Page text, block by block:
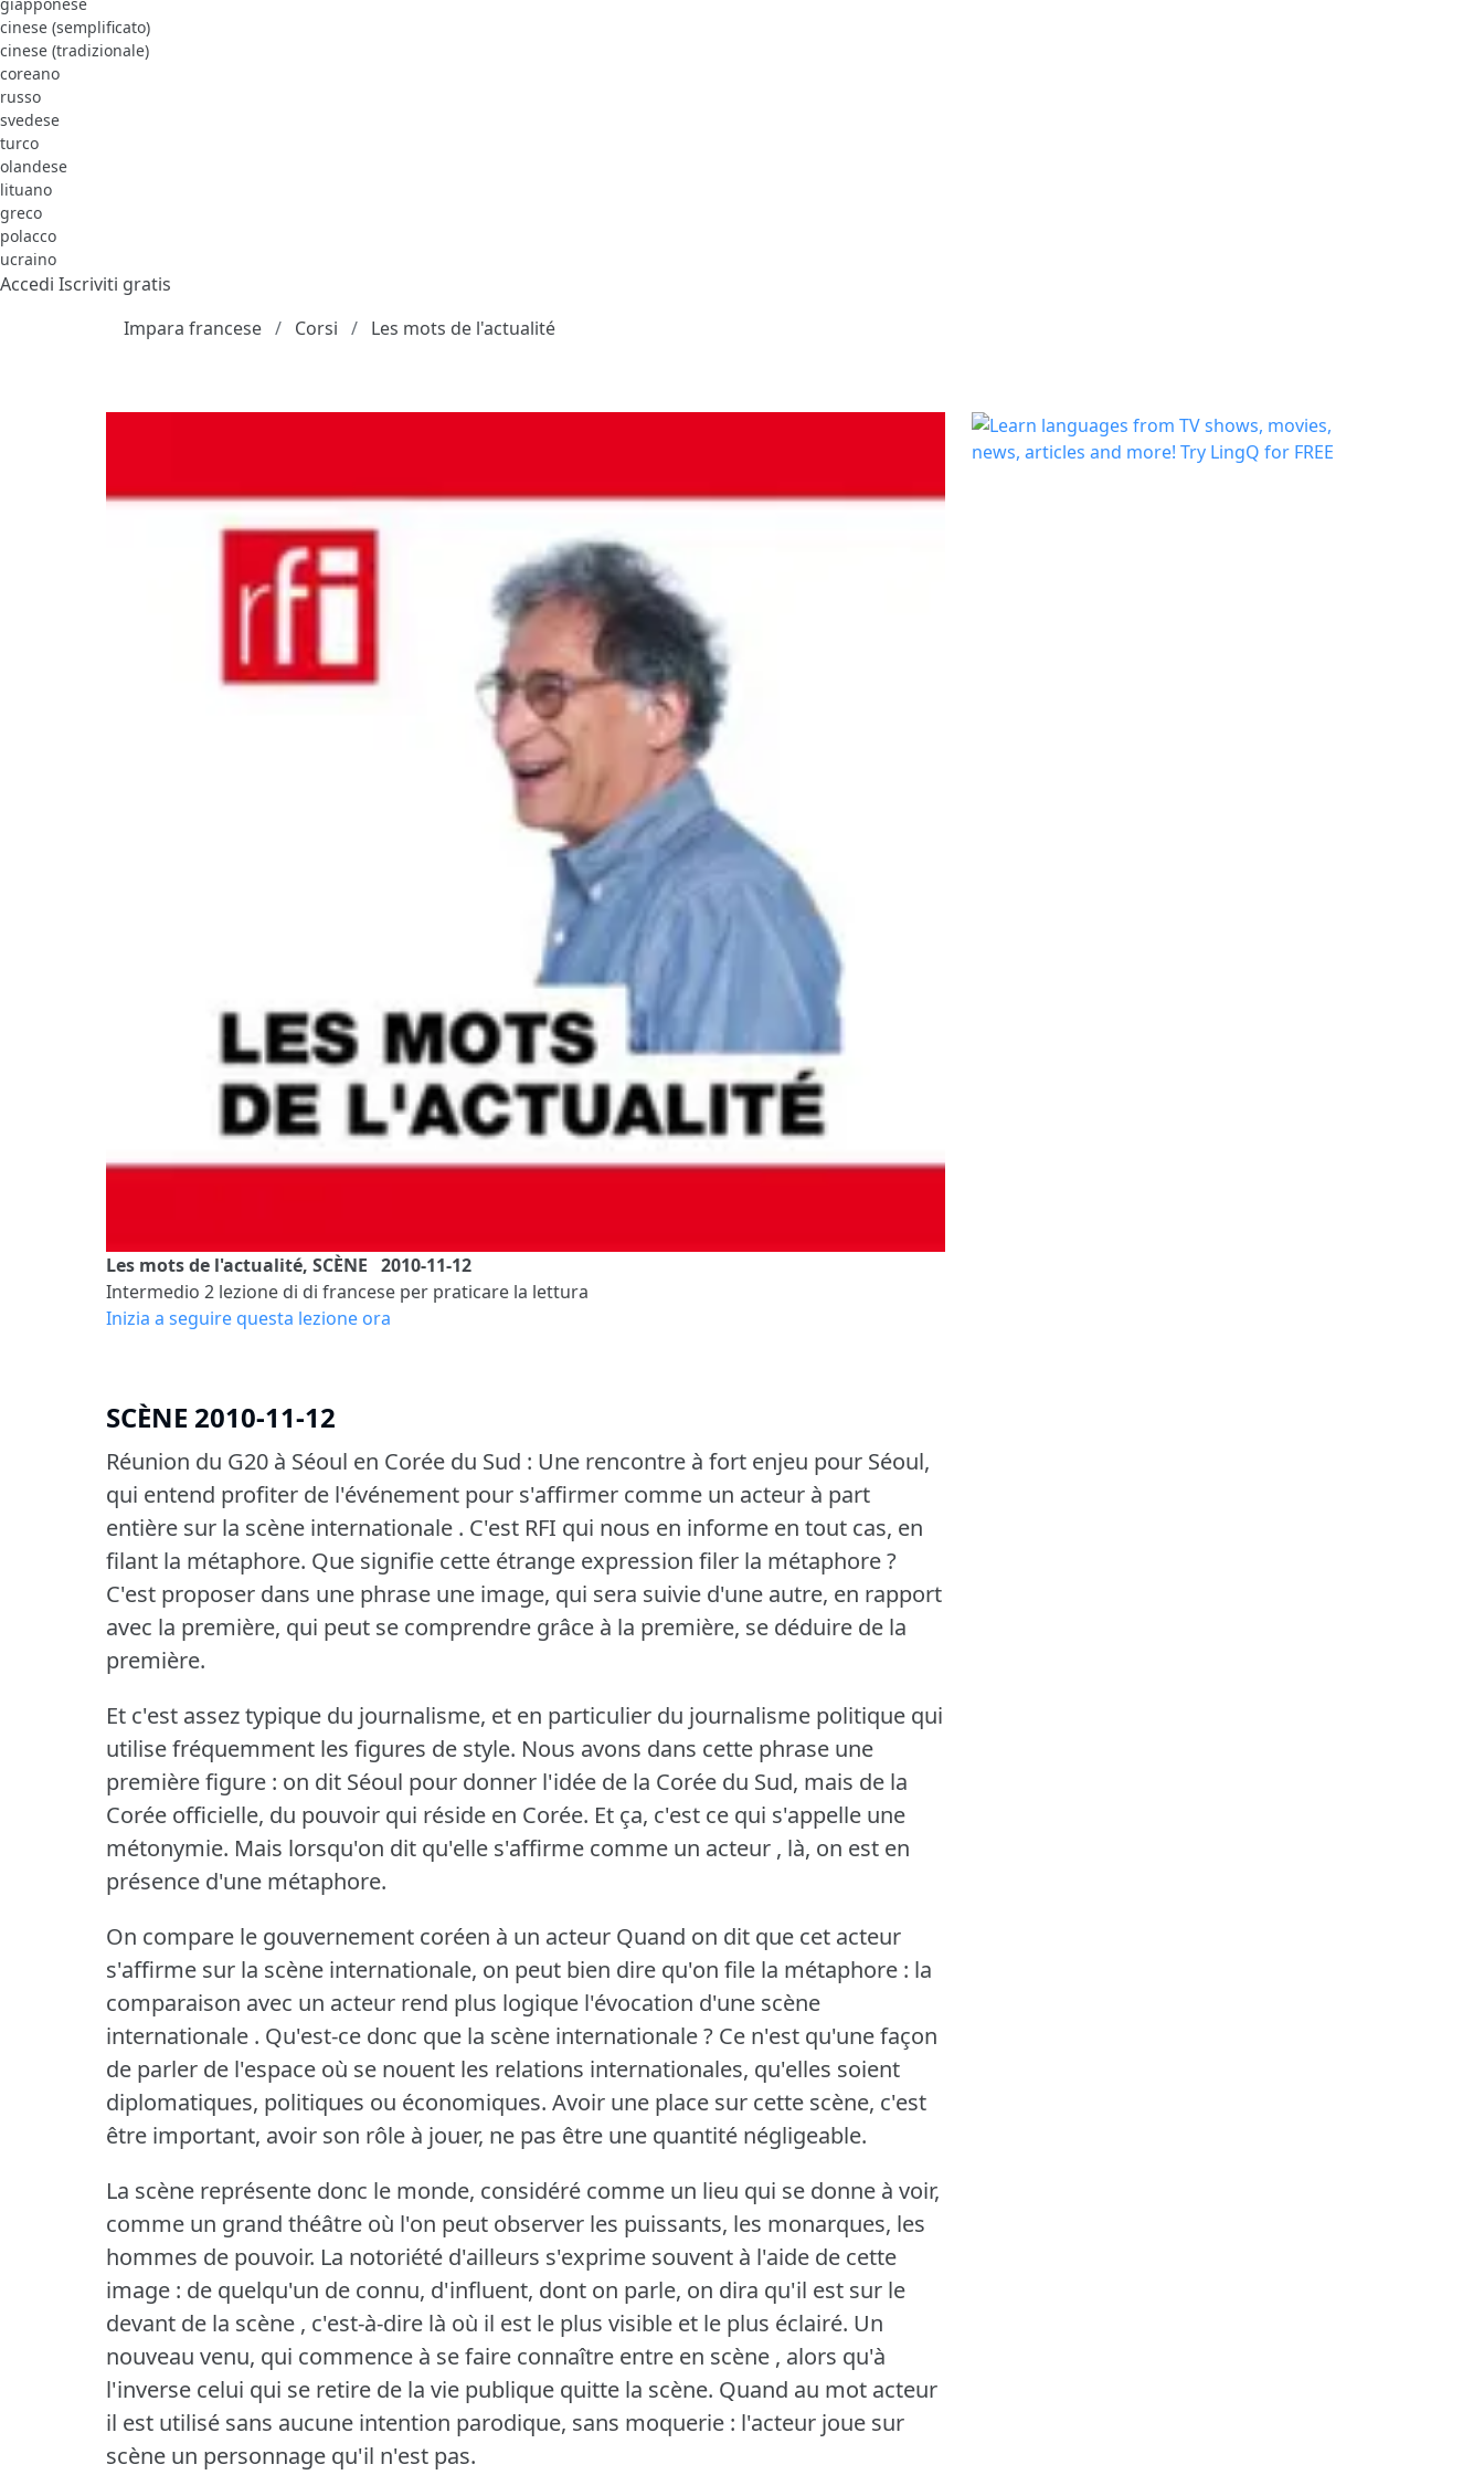
cinese (semplificato)
cinese (tradizionale)
coreano
russo
svedese
turco
olandese
lituano
greco
polacco
ucraino
Accedi Iscriviti gratis
Impara francese
Corsi Les mots de l'actualité
Les mots de l'actualité, SCÈNE 2010-11-12
Intermedio 2 lezione di di francese per praticare la lettura
Inizia a seguire questa lezione ora
SCÈNE 2010-11-12
Réunion du G20 à Séoul en Corée du Sud : Une rencontre à fort enjeu pour Séoul,
qui entend profiter de l'événement pour s'affirmer comme un acteur à part
entière sur la scène internationale . C'est RFI qui nous en informe en tout cas, en
filant la métaphore. Que signifie cette étrange expression filer la métaphore ?
C'est proposer dans une phrase une image, qui sera suivie d'une autre, en rapport
avec la première, qui peut se comprendre grâce à la première, se déduire de la
première.
Et c'est assez typique du journalisme, et en particulier du journalisme politique qui
utilise fréquemment les figures de style. Nous avons dans cette phrase une
première figure : on dit Séoul pour donner l'idée de la Corée du Sud, mais de la
Corée officielle, du pouvoir qui réside en Corée. Et ça, c'est ce qui s'appelle une
métonymie. Mais lorsqu'on dit qu'elle s'affirme comme un acteur , là, on est en
présence d'une métaphore.
On compare le gouvernement coréen à un acteur Quand on dit que cet acteur
s'affirme sur la scène internationale, on peut bien dire qu'on file la métaphore : la
comparaison avec un acteur rend plus logique l'évocation d'une scène
internationale . Qu'est-ce donc que la scène internationale ? Ce n'est qu'une façon
de parler de l'espace où se nouent les relations internationales, qu'elles soient
diplomatiques, politiques ou économiques. Avoir une place sur cette scène, c'est
être important, avoir son rôle à jouer, ne pas être une quantité négligeable.
La scène représente donc le monde, considéré comme un lieu qui se donne à voir,
comme un grand théâtre où l'on peut observer les puissants, les monarques, les
hommes de pouvoir. La notoriété d'ailleurs s'exprime souvent à l'aide de cette
image : de quelqu'un de connu, d'influent, dont on parle, on dira qu'il est sur le
devant de la scène , c'est-à-dire là où il est le plus visible et le plus éclairé. Un
nouveau venu, qui commence à se faire connaître entre en scène , alors qu'à
l'inverse celui qui se retire de la vie publique quitte la scène. Quand au mot acteur
il est utilisé sans aucune intention parodique, sans moquerie : l'acteur joue sur
scène un personnage qu'il n'est pas.